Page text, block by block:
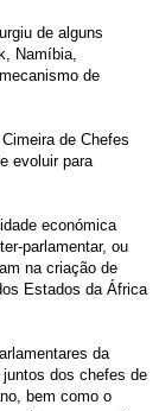
de alguns
Namíbia,
de
de Chefes
evoluir para
económica
parlamentar, ou
na criação de
Estados da África
da
dos chefes de
bem como o